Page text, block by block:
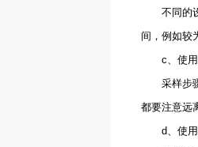
不同的设
间，例如较
c、使用
采样步骤
都要注意远
d、使用